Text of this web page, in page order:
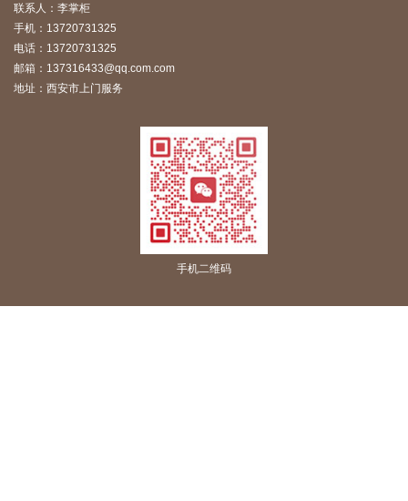
联系人：李掌柜
手机：13720731325
电话：13720731325
邮箱：137316433@qq.com.com
地址：西安市上门服务
手机二维码